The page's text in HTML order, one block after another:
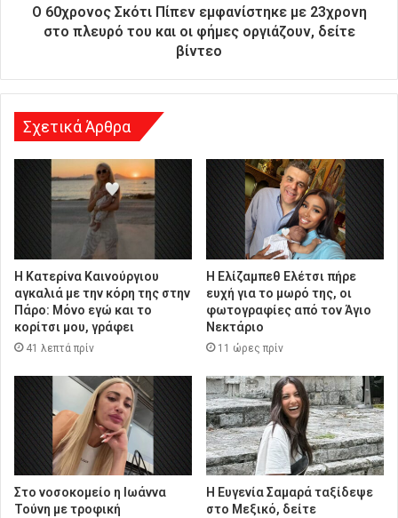
σ
Ο 60χρονος Σκότι Πίπεν εμφανίστηκε με 23χρονη
στο πλευρό του και οι φήμες οργιάζουν, δείτε
βίντεο
Σχετικά Άρθρα
Η Κατερίνα Καινούργιου
αγκαλιά με την κόρη της στην
Πάρο: Μόνο εγώ και το
κορίτσι μου, γράφει
41 λεπτά πρίν
Η Ελίζαμπεθ Ελέτσι πήρε
ευχή για το μωρό της, οι
φωτογραφίες από τον Άγιο
Νεκτάριο
11 ώρες πρίν
Στο νοσοκομείο η Ιωάννα
Τούνη με τροφική
Η Ευγενία Σαμαρά ταξίδεψε
στο Μεξικό, δείτε